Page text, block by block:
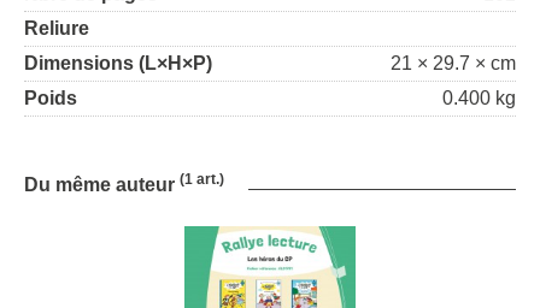
Reliure
Dimensions (L×H×P)
21 × 29.7 × cm
Poids
0.400 kg
Du même auteur (1 art.)